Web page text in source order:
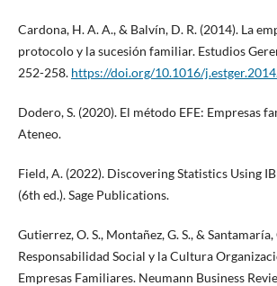
Cardona, H. A. A., & Balvín, D. R. (2014). La
protocolo y la sucesión familiar. Estudios
252-258. https://doi.org/10.1016/
Dodero, S. (2020). El método EFE: Empresas
Ateneo.
Field, A. (2022). Discovering Statistics Using
(6th ed.). Sage Publications.
Gutierrez, O. S., Montañez, G. S., & Santamaría,
Responsabilidad Social y la Cultura
Empresas Familiares. Neumann Business